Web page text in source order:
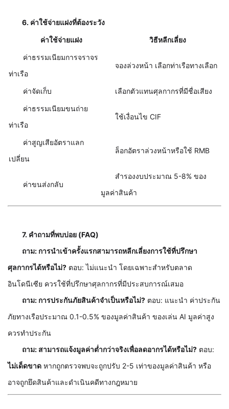
6. ค่าใช้จ่ายแฝงที่ต้องระวัง
ค่าใช้จ่ายแฝง
วิธีหลีกเลี่ยง
ค่าธรรมเนียมการจราจร
ท่าเรือ
จองล่วงหน้า เลือกท่าเรือทางเลือก
ค่าจัดเก็บ
เลือกตัวแทนศุลกากรที่มีชื่อเสียง
ค่าธรรมเนียมขนถ่าย
ท่าเรือ
ใช้เงื่อนไข CIF
ค่าสูญเสียอัตราแลก
เปลี่ยน
ล็อกอัตราล่วงหน้าหรือใช้ RMB
ค่าขนส่งกลับ
สำรองงบประมาณ 5-8% ของ
มูลค่าสินค้า
7. คำถามที่พบบ่อย (FAQ)
ถาม: การนำเข้าครั้งแรกสามารถหลีกเลี่ยงการใช้ที่ปรึกษา
ศุลกากรได้หรือไม่? ตอบ: ไม่แนะนำ โดยเฉพาะสำหรับตลาด
อินโดนีเซีย ควรใช้ที่ปรึกษาศุลกากรที่มีประสบการณ์เสมอ
ถาม: การประกันภัยสินค้าจำเป็นหรือไม่? ตอบ: แนะนำ ค่าประกัน
ภัยทางเรือประมาณ 0.1-0.5% ของมูลค่าสินค้า ของเล่น AI มูลค่าสูง
ควรทำประกัน
ถาม: สามารถแจ้งมูลค่าต่ำกว่าจริงเพื่อลดอากรได้หรือไม่? ตอบ:
ไม่เด็ดขาด หากถูกตรวจพบจะถูกปรับ 2-5 เท่าของมูลค่าสินค้า หรือ
อาจถูกยึดสินค้าและดำเนินคดีทางกฎหมาย